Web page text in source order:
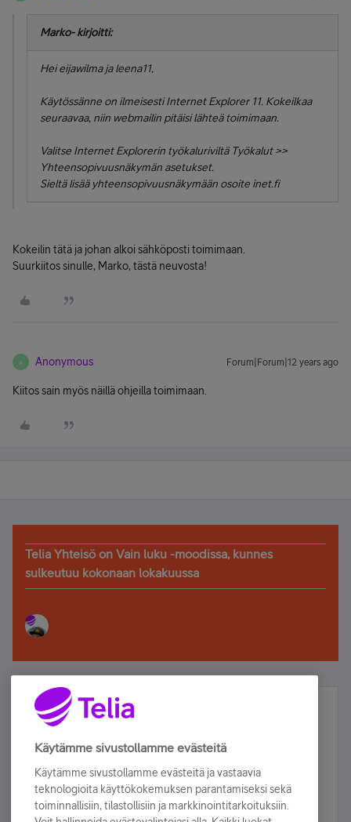
Marko- kirjoitti:
Hei eijawilma ja leena11,
Käytössänne on ilmeisesti Internet Explorer 11. Kokeilkaa
seuraavaa, niin webmailin pitäisi lähteä toimimaan.
Valitse Internet Explorerin työkaluriviltä Työkalut >>
Yhteensopivuusnäkymän asetukset.
Sieltä lisää yhteensopivuusnäkymään osoite inet.fi
Kokeilin tätä ja johan alkoi sähköposti toimimaan.
Suurkiitos sinulle, Marko, tästä neuvosta!
A Anonymous Forum|Forum|12 years ago
Kiitos sain myös näillä ohjeilla toimimaan.
Telia Yhteisö on Vain luku -moodissa, kunnes
sulkeutuu kokonaan lokakuussa
Älä jää paitsi – osallistu ja voita!
Tilaa Telian uutiskirje ja olet mukana arvonnassa.
sähköpostiisi.
Käytämme sivustollamme evästeitä
Käytämme sivustollamme evästeitä ja vastaavia
teknologioita käyttökokemuksen parantamiseksi sekä
toiminnallisiin, tilastollisiin ja markkinointitarkoituksiin.